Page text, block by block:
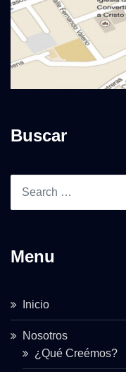
Buscar
Menu
Inicio
Nosotros
¿Qué Creémos?